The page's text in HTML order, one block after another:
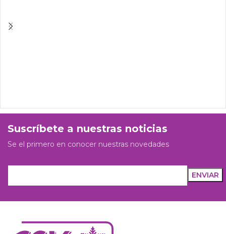
Suscríbete a nuestras noticias
Se el primero en conocer nuestras novedades